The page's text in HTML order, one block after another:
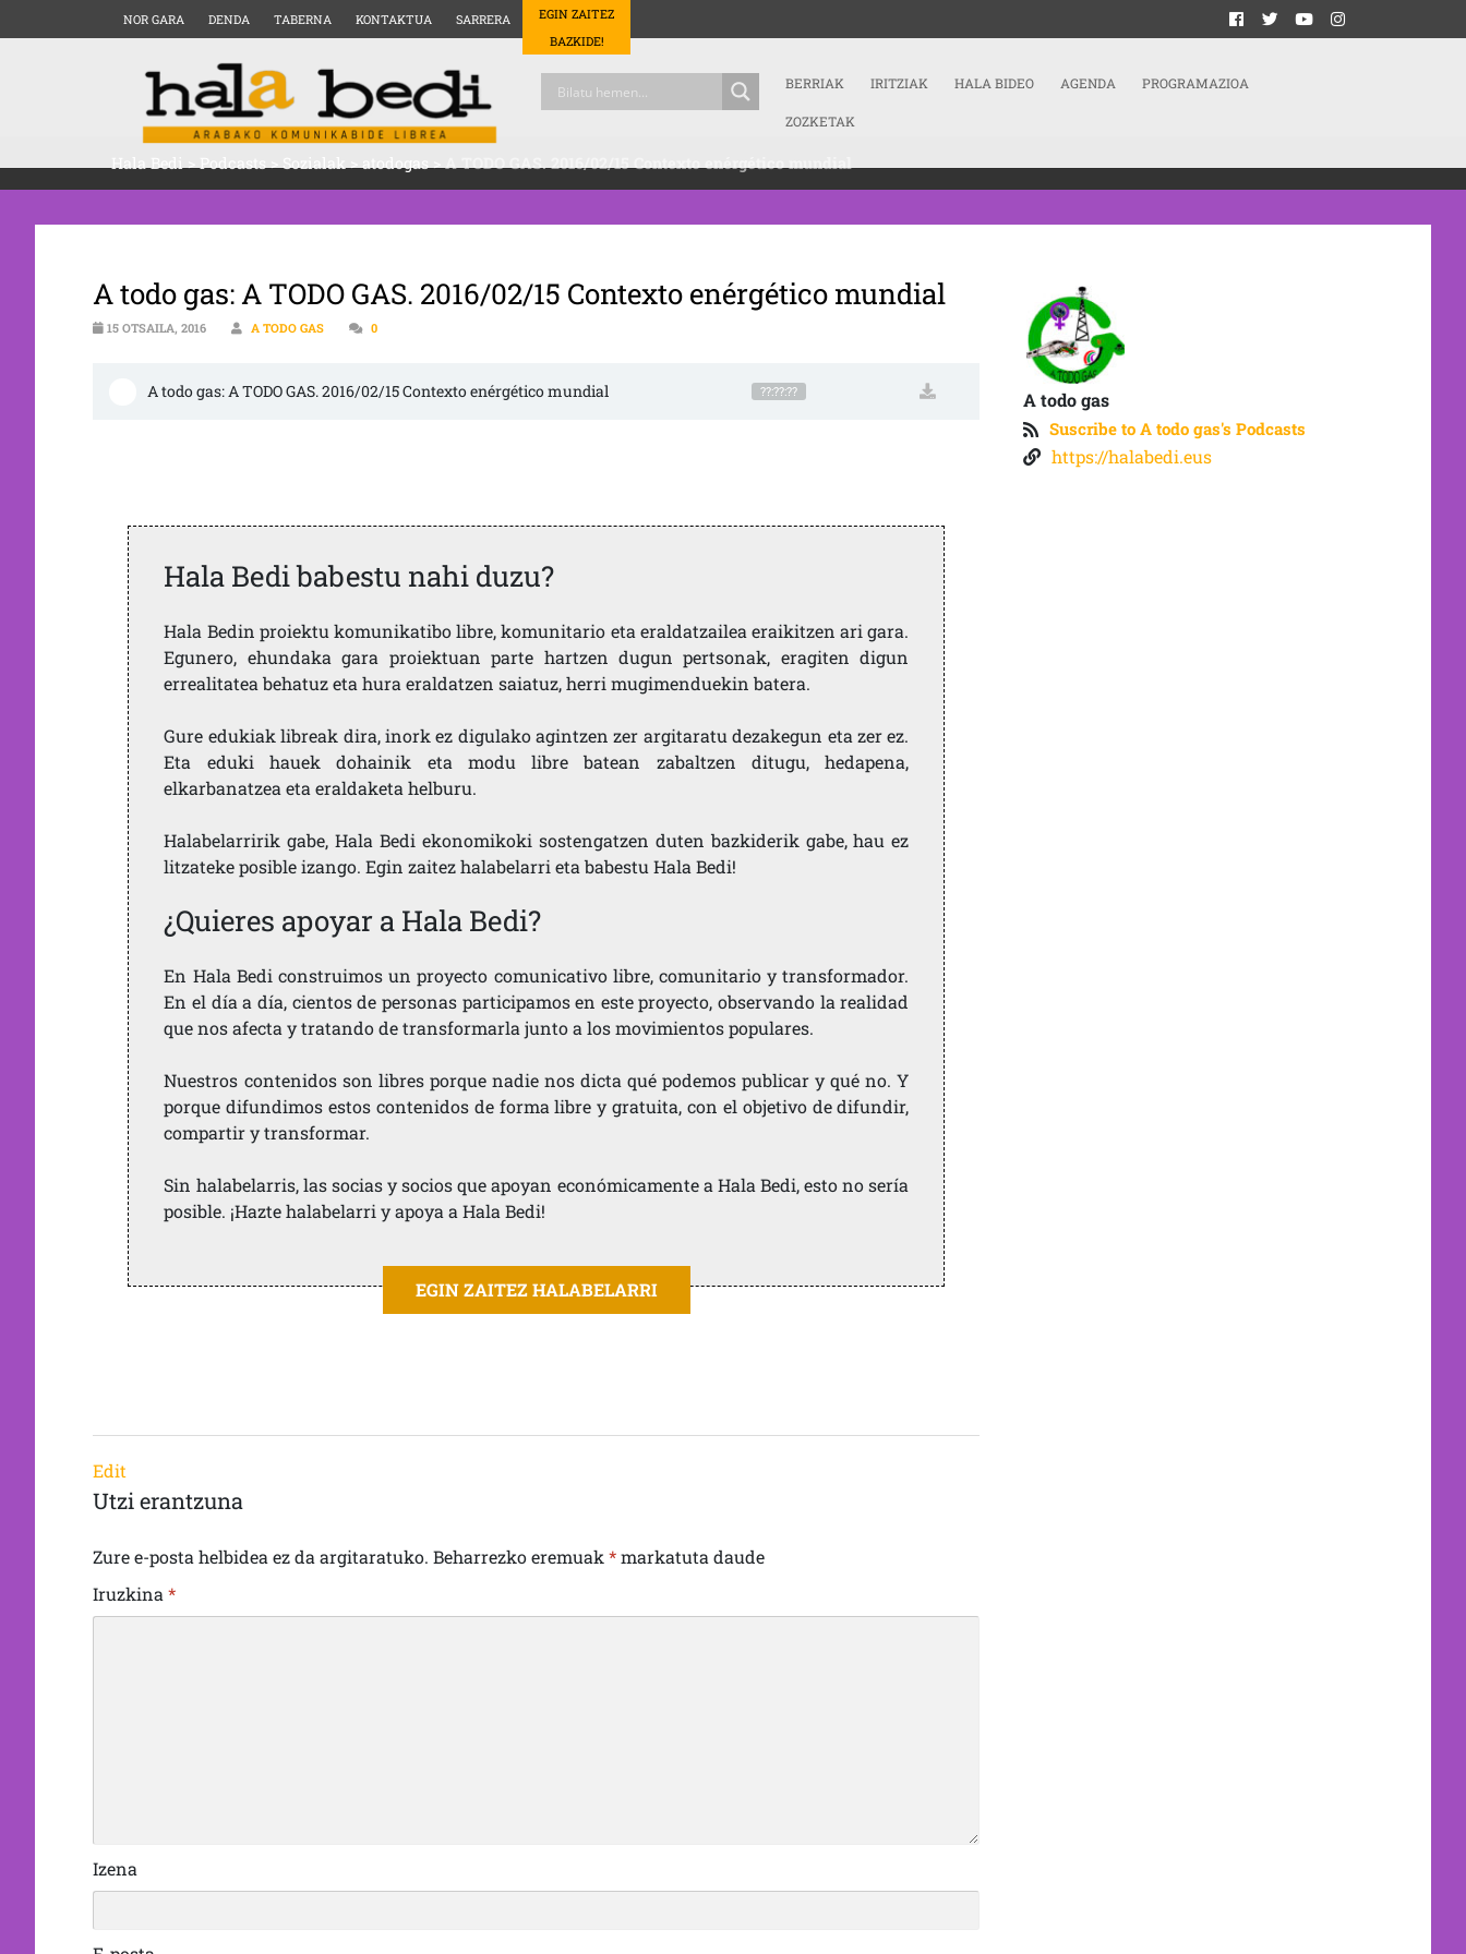
NOR GARA DENDA TABERNA KONTAKTUA SARRERA
EGIN ZAITEZ
BAZKIDE!
BERRIAK IRITZIAK HALA BIDEO AGENDA PROGRAMAZIOA
ZOZKETAK
Hala Bedi>Podcasts>Sozialak>atodogas>A TODO GAS. 2016/02/15 Contexto enérgético mundial
A todo gas: A TODO GAS. 2016/02/15 Contexto enérgético mundial
15 OTSAILA, 2016 A TODO GAS 0
A todo gas: A TODO GAS. 2016/02/15 Contexto enérgético mundial ??:??:??
Hala Bedi babestu nahi duzu?
Hala Bedin proiektu komunikatibo libre, komunitario eta eraldatzailea eraikitzen ari gara.
Egunero, ehundaka gara proiektuan parte hartzen dugun pertsonak, eragiten digun
errealitatea behatuz eta hura eraldatzen saiatuz, herri mugimenduekin batera.
Gure edukiak libreak dira, inork ez digulako agintzen zer argitaratu dezakegun eta zer ez.
Eta eduki hauek dohainik eta modu libre batean zabaltzen ditugu, hedapena,
elkarbanatzea eta eraldaketa helburu.
Halabelarririk gabe, Hala Bedi ekonomikoki sostengatzen duten bazkiderik gabe, hau ez
litzateke posible izango. Egin zaitez halabelarri eta babestu Hala Bedi!
¿Quieres apoyar a Hala Bedi?
En Hala Bedi construimos un proyecto comunicativo libre, comunitario y transformador.
En el día a día, cientos de personas participamos en este proyecto, observando la realidad
que nos afecta y tratando de transformarla junto a los movimientos populares.
Nuestros contenidos son libres porque nadie nos dicta qué podemos publicar y qué no. Y
porque difundimos estos contenidos de forma libre y gratuita, con el objetivo de difundir,
compartir y transformar.
Sin halabelarris, las socias y socios que apoyan económicamente a Hala Bedi, esto no sería
posible. ¡Hazte halabelarri y apoya a Hala Bedi!
EGIN ZAITEZ HALABELARRI
Edit
Utzi erantzuna
Zure e-posta helbidea ez da argitaratuko. Beharrezko eremuak*markatuta daude
Iruzkina*
Izena
A todo gas
Suscribe to A todo gas's Podcasts
https://halabedi.eus